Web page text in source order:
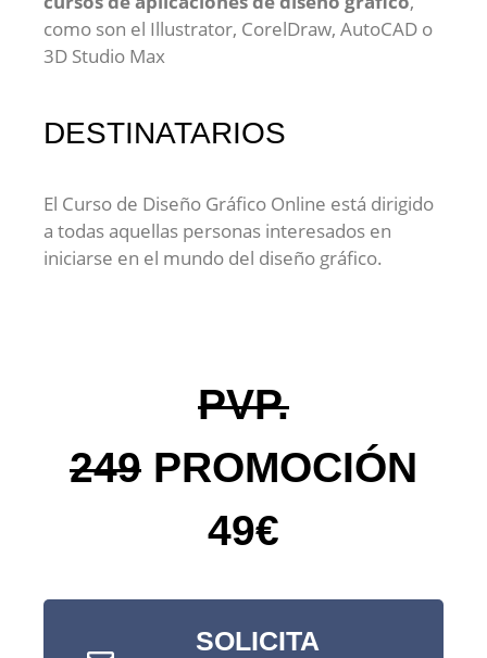
como son el Illustrator, CorelDraw, AutoCAD o
3D Studio Max
DESTINATARIOS
El Curso de Diseño Gráfico Online está dirigido
a todas aquellas personas interesados en
iniciarse en el mundo del diseño gráfico.
PVP.
249 PROMOCIÓN
49€
SOLICITA